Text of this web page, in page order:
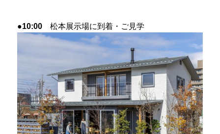
●10:00 松本展示場に到着・ご見学